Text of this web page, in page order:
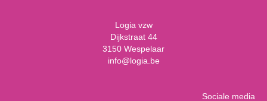
Logia vzw
Dijkstraat 44
3150 Wespelaar
info@logia.be
Sociale media